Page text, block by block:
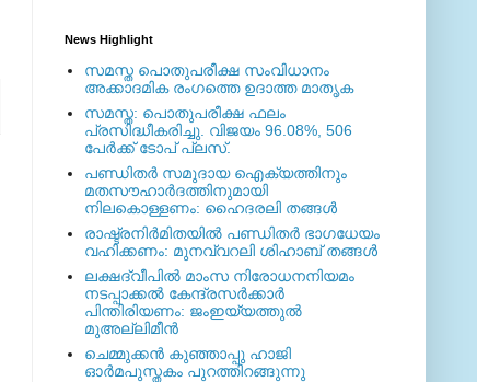
News Highlight
സമസ്ത പൊതുപരീക്ഷ സംവിധാനം
അക്കാദമിക രംഗത്തെ ഉദാത്ത മാതൃക
സമസ്ത: പൊതുപരീക്ഷ ഫലം
പ്രസിദ്ധീകരിച്ചു. വിജയം 96.08%, 506
പേര്‍ക്ക് ടോപ് പ്ലസ്.
പണ്ഡിതര്‍ സമുദായ ഐക്യത്തിനും
മതസൗഹാര്‍ദത്തിനുമായി
നിലകൊള്ളണം: ഹൈദരലി തങ്ങള്‍
രാഷ്ട്രനിര്‍മിതയില്‍ പണ്ഡിതര്‍ ഭാഗധേയം
വഹിക്കണം: മുനവ്വറലി ശിഹാബ് തങ്ങള്‍
ലക്ഷദ്വീപില്‍ മാംസ നിരോധനനിയമം
നടപ്പാക്കല്‍ കേന്ദ്രസര്‍ക്കാര്‍
പിന്തിരിയണം: ജംഇയ്യത്തുല്‍
മുഅല്ലിമീന്‍
ചെമ്മുക്കന്‍ കുഞ്ഞാപ്പു ഹാജി
ഓര്‍മപുസ്തകം പുറത്തിറങ്ങുന്നു